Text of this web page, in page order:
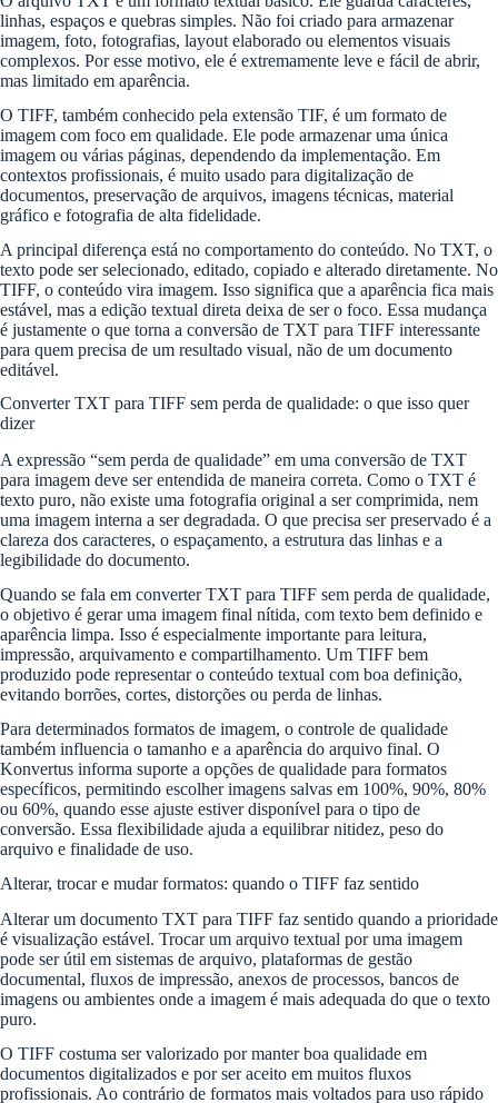
linhas, espaços e quebras simples. Não foi criado para armazenar
imagem, foto, fotografias, layout elaborado ou elementos visuais
complexos. Por esse motivo, ele é extremamente leve e fácil de abrir,
mas limitado em aparência.
O TIFF, também conhecido pela extensão TIF, é um formato de
imagem com foco em qualidade. Ele pode armazenar uma única
imagem ou várias páginas, dependendo da implementação. Em
contextos profissionais, é muito usado para digitalização de
documentos, preservação de arquivos, imagens técnicas, material
gráfico e fotografia de alta fidelidade.
A principal diferença está no comportamento do conteúdo. No TXT, o
texto pode ser selecionado, editado, copiado e alterado diretamente. No
TIFF, o conteúdo vira imagem. Isso significa que a aparência fica mais
estável, mas a edição textual direta deixa de ser o foco. Essa mudança
é justamente o que torna a conversão de TXT para TIFF interessante
para quem precisa de um resultado visual, não de um documento
editável.
Converter TXT para TIFF sem perda de qualidade: o que isso quer
dizer
A expressão “sem perda de qualidade” em uma conversão de TXT
para imagem deve ser entendida de maneira correta. Como o TXT é
texto puro, não existe uma fotografia original a ser comprimida, nem
uma imagem interna a ser degradada. O que precisa ser preservado é a
clareza dos caracteres, o espaçamento, a estrutura das linhas e a
legibilidade do documento.
Quando se fala em converter TXT para TIFF sem perda de qualidade,
o objetivo é gerar uma imagem final nítida, com texto bem definido e
aparência limpa. Isso é especialmente importante para leitura,
impressão, arquivamento e compartilhamento. Um TIFF bem
produzido pode representar o conteúdo textual com boa definição,
evitando borrões, cortes, distorções ou perda de linhas.
Para determinados formatos de imagem, o controle de qualidade
também influencia o tamanho e a aparência do arquivo final. O
Konvertus informa suporte a opções de qualidade para formatos
específicos, permitindo escolher imagens salvas em 100%, 90%, 80%
ou 60%, quando esse ajuste estiver disponível para o tipo de
conversão. Essa flexibilidade ajuda a equilibrar nitidez, peso do
arquivo e finalidade de uso.
Alterar, trocar e mudar formatos: quando o TIFF faz sentido
Alterar um documento TXT para TIFF faz sentido quando a prioridade
é visualização estável. Trocar um arquivo textual por uma imagem
pode ser útil em sistemas de arquivo, plataformas de gestão
documental, fluxos de impressão, anexos de processos, bancos de
imagens ou ambientes onde a imagem é mais adequada do que o texto
puro.
O TIFF costuma ser valorizado por manter boa qualidade em
documentos digitalizados e por ser aceito em muitos fluxos
profissionais. Ao contrário de formatos mais voltados para uso rápido